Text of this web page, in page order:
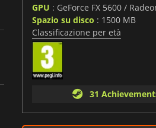
GPU : GeForce FX 5600 /
Spazio su disco : 1500 MB
Classificazione per età
31